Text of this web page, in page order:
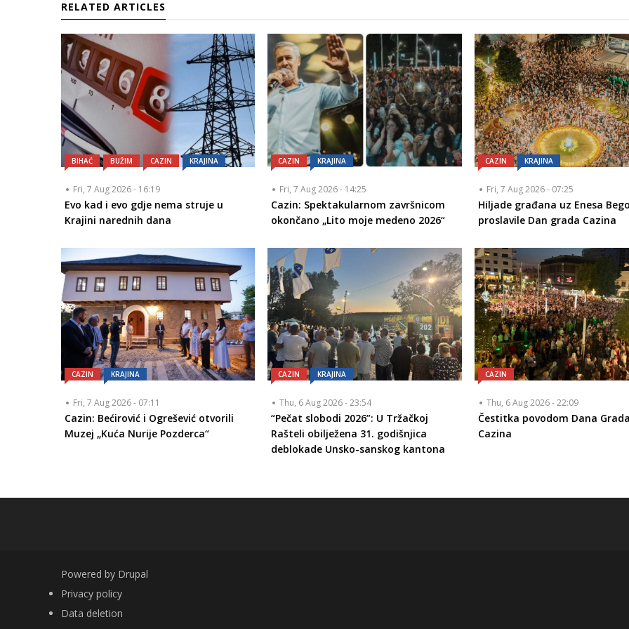
RELATED ARTICLES
BIHAĆ BUŽIM CAZIN KRAJINA
Fri, 7 Aug 2026 - 16:19
Evo kad i evo gdje nema struje u
Krajini narednih dana
CAZIN KRAJINA
Fri, 7 Aug 2026 - 14:25
Cazin: Spektakularnom završnicom
okončano „Lito moje medeno 2026“
CAZIN KRAJINA
Fri, 7 Aug 2026 - 07:25
Hiljade građana uz Enesa
proslavile Dan grada Cazina
CAZIN KRAJINA
Fri, 7 Aug 2026 - 07:11
Cazin: Bećirović i Ogrešević otvorili
Muzej „Kuća Nurije Pozderca“
CAZIN KRAJINA
Thu, 6 Aug 2026 - 23:54
“Pečat slobodi 2026”: U Tržačkoj
Rašteli obilježena 31. godišnjica
deblokade Unsko-sanskog kantona
CAZIN
Thu, 6 Aug 2026 - 22:09
Čestitka povodom Dana
Cazina
Powered by Drupal
FOOTER
Privacy policy
Data deletion